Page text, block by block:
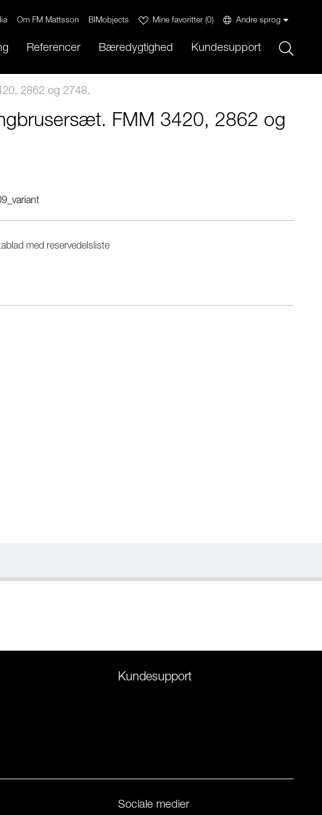
Om FM Mattsson BIMobjects Mine favoritter(0) Andre sprog
Referencer Bæredygtighed Kundesupport
2862 og 2748.
FMM 3420, 2862 og
med reservedelsliste
Kundesupport
Sociale medier